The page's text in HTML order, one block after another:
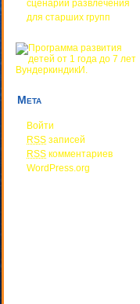
сценарий развлечения
для старших групп
Мета
Войти
RSS записей
RSS комментариев
WordPress.org